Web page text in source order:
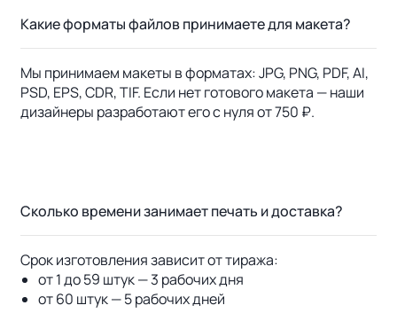
Какие форматы файлов принимаете для макета?
Мы принимаем макеты в форматах: JPG, PNG, PDF, AI,
PSD, EPS, CDR, TIF. Если нет готового макета — наши
дизайнеры разработают его с нуля от 750 ₽.
Сколько времени занимает печать и доставка?
Срок изготовления зависит от тиража:
от 1 до 59 штук — 3 рабочих дня
от 60 штук — 5 рабочих дней